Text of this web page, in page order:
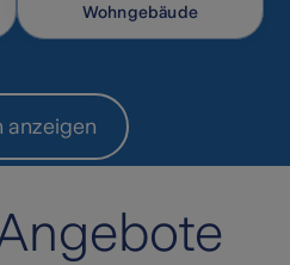
Wohngebäude
anzeigen